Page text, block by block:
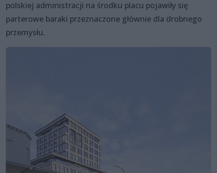
polskiej administracji na środku placu pojawiły się
parterowe baraki przeznaczone głównie dla drobnego
przemysłu.